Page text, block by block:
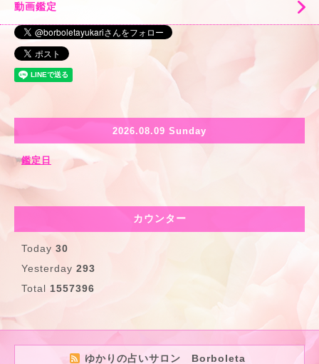
動画鑑定
2026.08.09 Sunday
鑑定日
カウンター
Today 30
Yesterday 293
Total 1557396
ゆかりの占いサロン Borboleta